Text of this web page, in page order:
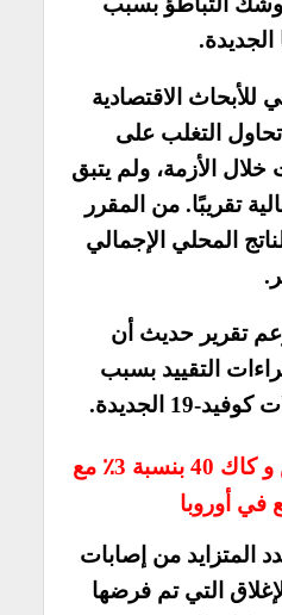
للأبحاث الاقتصادية
التغلب على
الأزمة، ولم يتبق
تقريبًا. من المقرر
المحلي الإجمالي
تقرير حديث أن
التقييد بسبب
19 الجديدة.
انخفض مؤشر داكس و كاك 40 بنسبة 3٪ مع
في أوروبا
المتزايد من إصابات
الإغلاق التي تم فرضها